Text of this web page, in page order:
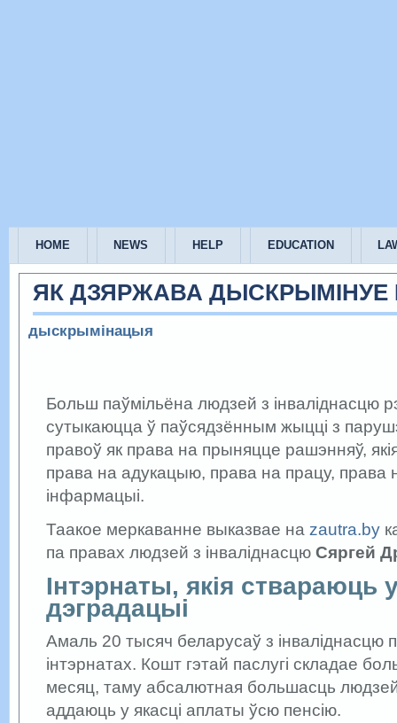
HOME NEWS HELP EDUCATION
ЯК ДЗЯРЖАВА ДЫСКРЫМІНУЕ
дыскрымінацыя
Больш паўмільёна людзей з інваліднасцю
сутыкаюцца ў паўсядзённым жыцці з
правоў як права на прыняцце рашэнняў,
права на адукацыю, права на працу, права
інфармацыі.
Таакое меркаванне выказвае на zautra.by
па правах людзей з інваліднасцю Сяргей
Інтэрнаты, якія
дэградацыі
Амаль 20 тысяч беларусаў з інваліднасцю
інтэрнатах. Кошт гэтай паслугі складае
месяц, таму абсалютная большасць людзей
аддаюць у якасці аплаты ўсю пенсію.